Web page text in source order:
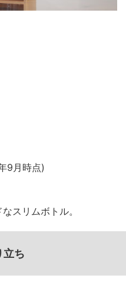
9月時点)
スリムボトル。
立ち